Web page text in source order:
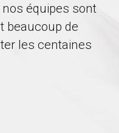
équipes sont
beaucoup de
les centaines